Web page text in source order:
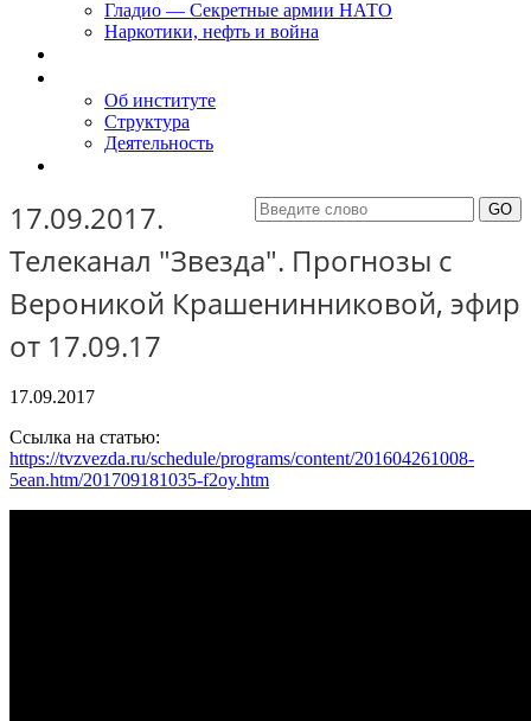
Гладио — Секретные армии НАТО
Наркотики, нефть и война
Об институте
Структура
Деятельность
17.09.2017.
Телеканал "Звезда". Прогнозы с
Вероникой Крашенинниковой, эфир
от 17.09.17
17.09.2017
Ссылка на статью:
https://tvzvezda.ru/schedule/programs/content/201604261008-
5ean.htm/201709181035-f2oy.htm